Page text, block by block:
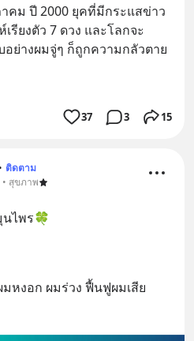
คม ปี 2000 ยุคที่มีกระแสข่าว
รียงตัว 7 ดวง และโลกจะ
อย่างผมจู่ๆ ก็ถูกความกลัวตาย
37 3 15
• ติดตาม
• สุขภาพ
ไพร🍀
หงอก ผมร่วง ฟื้นฟูผมเสีย